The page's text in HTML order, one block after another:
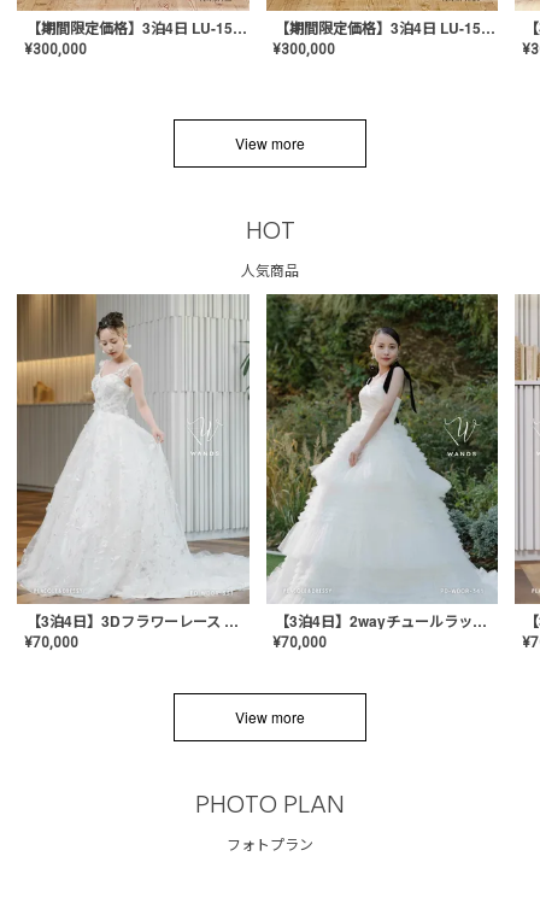
【期間限定価格】3泊4日 LU-1501(Pink)
¥300,000
【期間限定価格】3泊4日 LU-1501(Yellow)
¥300,000 ¥
View more
HOT
人気商品
【3泊4日】3Dフラワーレース ドレス〈PD-WDOR-331〉
¥70,000
【3泊4日】2wayチュールラッフルドレス〈PD-WDOR-341RTL〉
¥70,000 ¥
View more
PHOTO PLAN
フォトプラン